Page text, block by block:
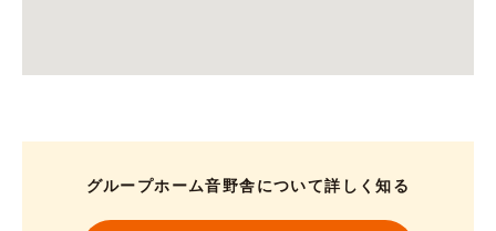
グループホーム音野舎について詳しく知る